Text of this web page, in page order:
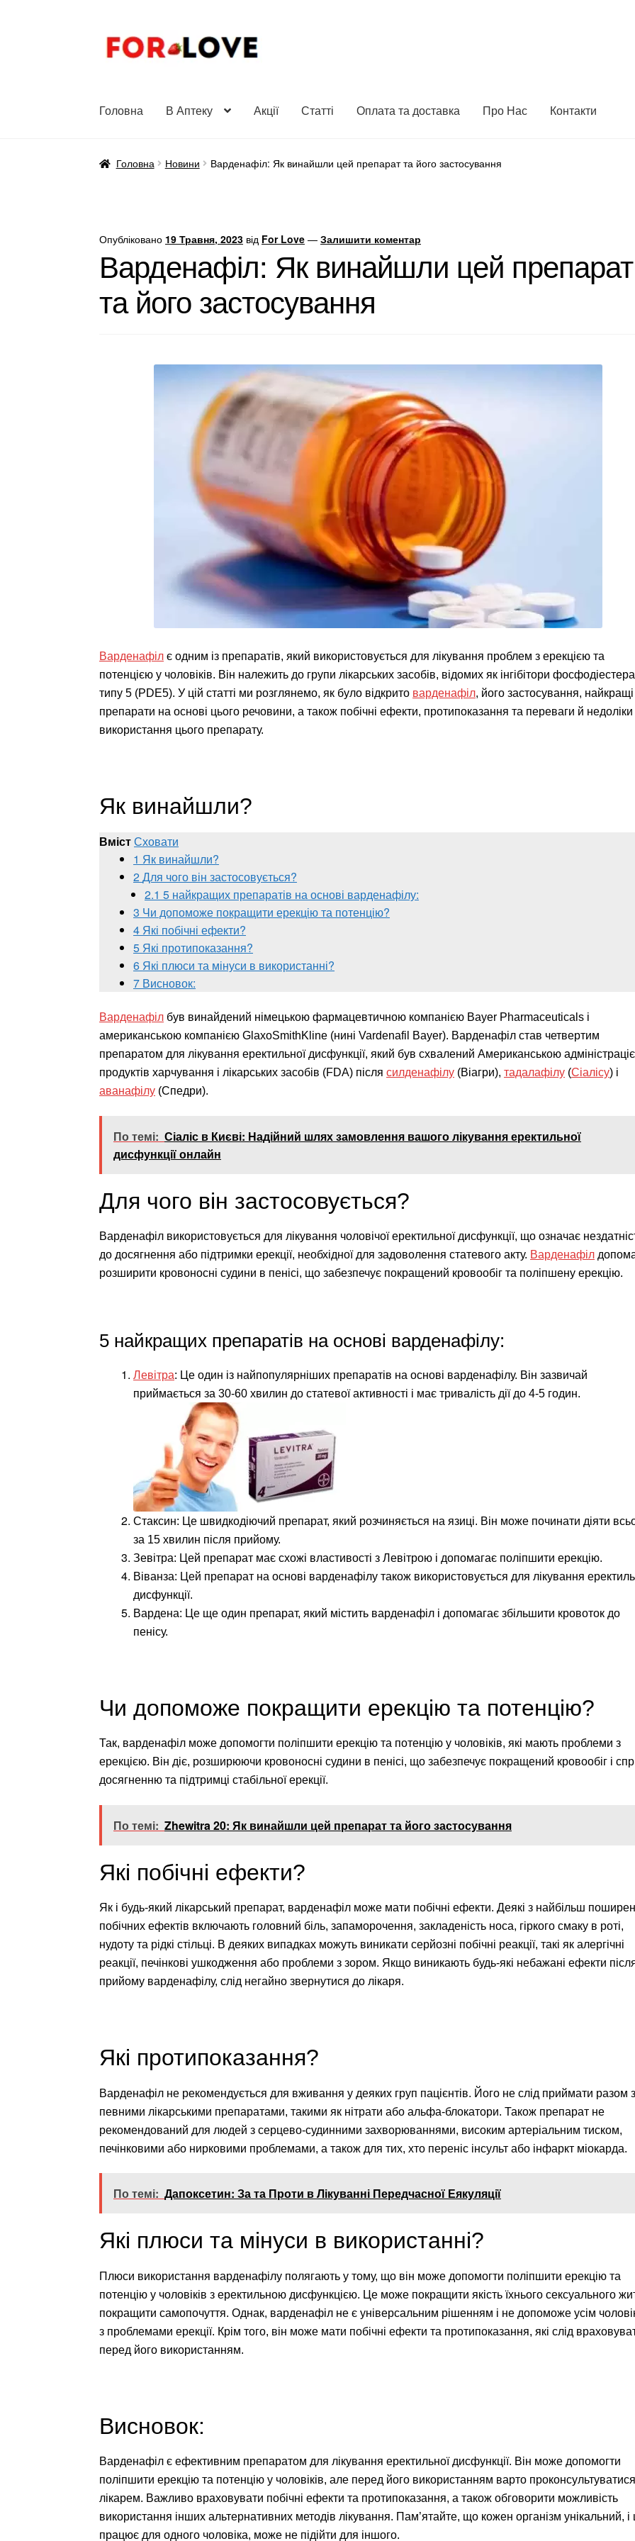
Перейти
до
Перейти
до
Головна В Аптеку Акції Статті Оплата та доставка Про Нас Контакти
Головна Новини Варденафіл: Як винайшли цей препарат та його застосування
Опубліковано 19 Травня, 2023 від For Love —Залишити коментар
Варденафіл: Як винайшли цей препарат
та його застосування
Варденафіл є одним із препаратів, який використовується для лікування проблем з ерекцією та
потенцією у чоловіків. Він належить до групи лікарських засобів, відомих як інгібітори
типу 5 (PDE5). У цій статті ми розглянемо, як було відкрито варденафіл, його застосування, найкращі
препарати на основі цього речовини, а також побічні ефекти, протипоказання та переваги й недоліки
використання цього препарату.
Як винайшли?
ВмістСховати
1 Як винайшли?
2Для чого він застосовується?
2.1 5 найкращих препаратів на основі варденафілу:
3 Чи допоможе покращити ерекцію та потенцію?
4 Які побічні ефекти?
5 Які протипоказання?
6 Які плюси та мінуси в використанні?
7 Висновок:
Варденафіл був винайдений німецькою фармацевтичною компанією Bayer Pharmaceuticals і
американською компанією GlaxoSmithKline (нині Vardenafil Bayer). Варденафіл став четвертим
препаратом для лікування еректильної дисфункції, який був схвалений Американською
продуктів харчування і лікарських засобів (FDA) післясилденафілу (Віагри),тадалафілу (Сіалісу) і
аванафілу (Спедри).
По темі: Сіаліс в Києві: Надійний шлях замовлення вашого лікування еректильної
дисфункції онлайн
Для чого він застосовується?
Варденафіл використовується для лікування чоловічої еректильної дисфункції, що означає
до досягнення або підтримки ерекції, необхідної для задоволення статевого акту. Варденафіл
розширити кровоносні судини в пенісі, що забезпечує покращений кровообіг та поліпшену ерекцію.
5 найкращих препаратів на основі варденафілу:
Левітра: Це один із найпопулярніших препаратів на основі варденафілу. Він зазвичай
приймається за 30-60 хвилин до статевої активності і має тривалість дії до 4-5 годин.
Стаксин: Це швидкодіючий препарат, який розчиняється на язиці. Він може починати діяти
за 15 хвилин після прийому.
Зевітра: Цей препарат має схожі властивості з Левітрою і допомагає поліпшити ерекцію.
Віванза: Цей препарат на основі варденафілу також використовується для лікування
дисфункції.
Вардена: Це ще один препарат, який містить варденафіл і допомагає збільшити кровоток до
пенісу.
Чи допоможе покращити ерекцію та потенцію?
Так, варденафіл може допомогти поліпшити ерекцію та потенцію у чоловіків, які мають проблеми з
ерекцією. Він діє, розширюючи кровоносні судини в пенісі, що забезпечує покращений кровообіг і
досягненню та підтримці стабільної ерекції.
По темі: Zhewitra 20: Як винайшли цей препарат та його застосування
Які побічні ефекти?
Як і будь-який лікарський препарат, варденафіл може мати побічні ефекти. Деякі з найбільш
побічних ефектів включають головний біль, запаморочення, закладеність носа, гіркого смаку в роті,
нудоту та рідкі стільці. В деяких випадках можуть виникати серйозні побічні реакції, такі як алергічні
реакції, печінкові ушкодження або проблеми з зором. Якщо виникають будь-які небажані ефекти
прийому варденафілу, слід негайно звернутися до лікаря.
Які протипоказання?
Варденафіл не рекомендується для вживання у деяких груп пацієнтів. Його не слід приймати разом
певними лікарськими препаратами, такими як нітрати або альфа-блокатори. Також препарат не
рекомендований для людей з серцево-судинними захворюваннями, високим артеріальним тиском,
печінковими або нирковими проблемами, а також для тих, хто переніс інсульт або інфаркт міокарда.
По темі: Дапоксетин: За та Проти в Лікуванні Передчасної Еякуляції
Які плюси та мінуси в використанні?
Плюси використання варденафілу полягають у тому, що він може допомогти поліпшити ерекцію та
потенцію у чоловіків з еректильною дисфункцією. Це може покращити якість їхнього сексуального
покращити самопочуття. Однак, варденафіл не є універсальним рішенням і не допоможе усім
з проблемами ерекції. Крім того, він може мати побічні ефекти та протипоказання, які слід
перед його використанням.
Висновок:
Варденафіл є ефективним препаратом для лікування еректильної дисфункції. Він може допомогти
поліпшити ерекцію та потенцію у чоловіків, але перед його використанням варто
лікарем. Важливо враховувати побічні ефекти та протипоказання, а також обговорити можливість
використання інших альтернативних методів лікування. Пам’ятайте, що кожен організм унікальний,
працює для одного чоловіка, може не підійти для іншого.